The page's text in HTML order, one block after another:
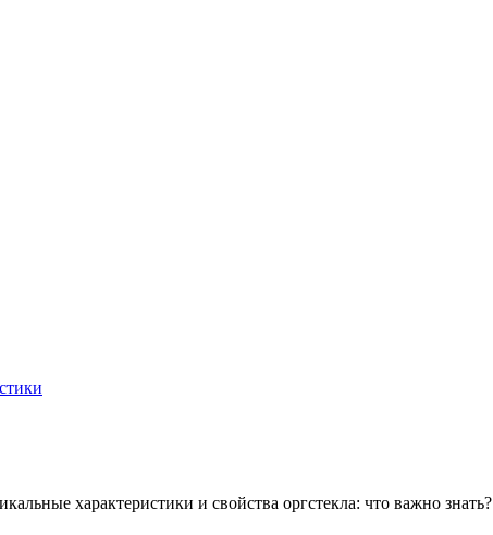
характеристики и свойства оргстекла: что важно знать?